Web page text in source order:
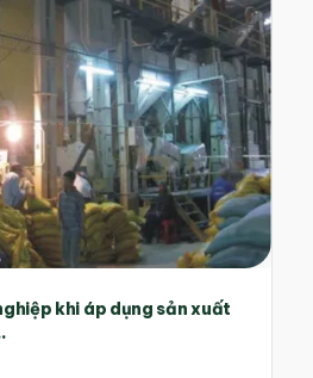
khi áp dụng sản xuất